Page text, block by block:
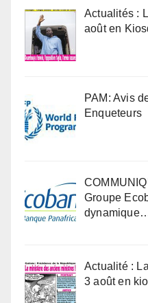
Actualités :
août en
PAM: Avis
Enqueteurs
Groupe
Actualité :
3 août en